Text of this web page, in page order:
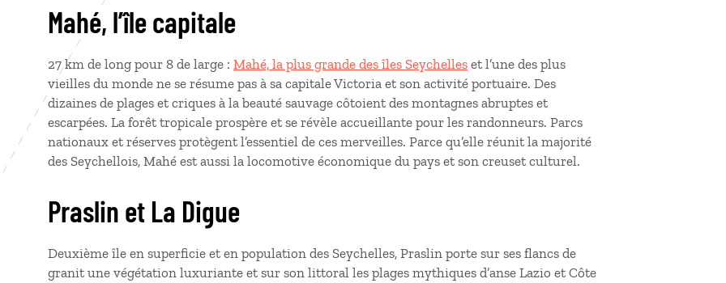
Mahé, l’île capitale
27 km de long pour 8 de large : Mahé, la plus grande des îles Seychelles et l’une des plus
vieilles du monde ne se résume pas à sa capitale Victoria et son activité portuaire. Des
dizaines de plages et criques à la beauté sauvage côtoient des montagnes abruptes et
escarpées. La forêt tropicale prospère et se révèle accueillante pour les randonneurs. Parcs
nationaux et réserves protègent l’essentiel de ces merveilles. Parce qu’elle réunit la majorité
des Seychellois, Mahé est aussi la locomotive économique du pays et son creuset culturel.
Praslin et La Digue
Deuxième île en superficie et en population des Seychelles, Praslin porte sur ses flancs de
granit une végétation luxuriante et sur son littoral les plages mythiques d’anse Lazio et Côte